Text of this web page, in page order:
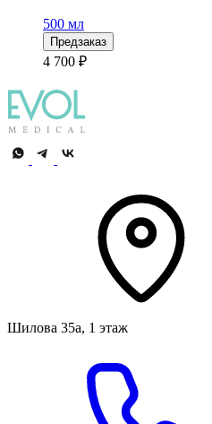
500 мл
Предзаказ
4 700 ₽
Шилова 35а, 1 этаж